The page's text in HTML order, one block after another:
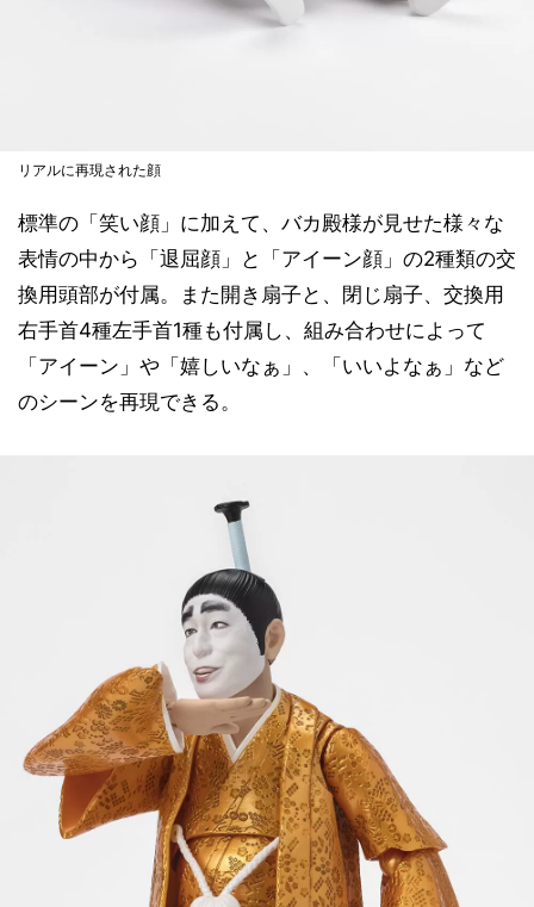
リアルに再現された顔
標準の「笑い顔」に加えて、バカ殿様が見せた様々な
表情の中から「退屈顔」と「アイーン顔」の2種類の交
換用頭部が付属。また開き扇子と、閉じ扇子、交換用
右手首4種左手首1種も付属し、組み合わせによって
「アイーン」や「嬉しいなぁ」、「いいよなぁ」など
のシーンを再現できる。